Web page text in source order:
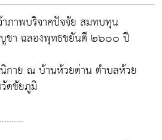
าภาพบริจาคปัจจัย สมทบทุน
บูชา ฉลองพุทธชยันตี ๒๖๐๐ ปี
กาย ณ บ้านห้วยด่าน ตำบลห้วย
ดชัยภูมิ